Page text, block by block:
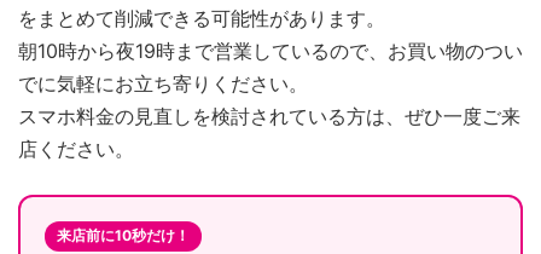
をまとめて削減できる可能性があります。
朝10時から夜19時まで営業しているので、お買い物のつい
でに気軽にお立ち寄りください。
スマホ料金の見直しを検討されている方は、ぜひ一度ご来
店ください。
来店前に10秒だけ！